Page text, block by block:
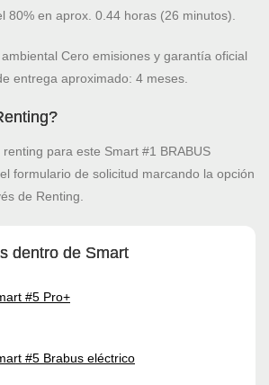
80% en aprox. 0.44 horas (26 minutos).
Cero emisiones y garantía oficial
entrega aproximado: 4 meses.
para este Smart #1 BRABUS
formulario de solicitud marcando la opción
de Renting.
dentro de Smart
#5 Pro+
#5 Brabus eléctrico